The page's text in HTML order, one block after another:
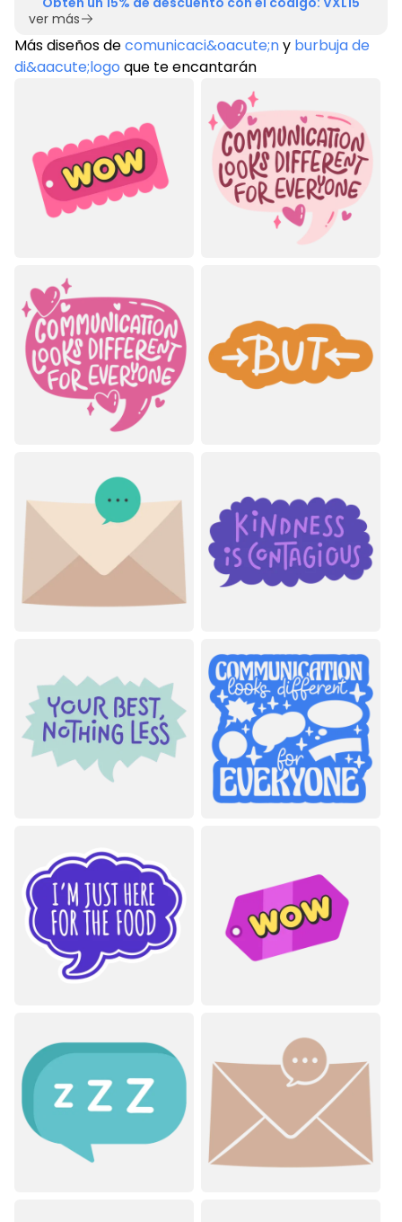
ver más
Más diseños decomunicaci&oacute;ny burbuja de
di&aacute;logo que te encantarán